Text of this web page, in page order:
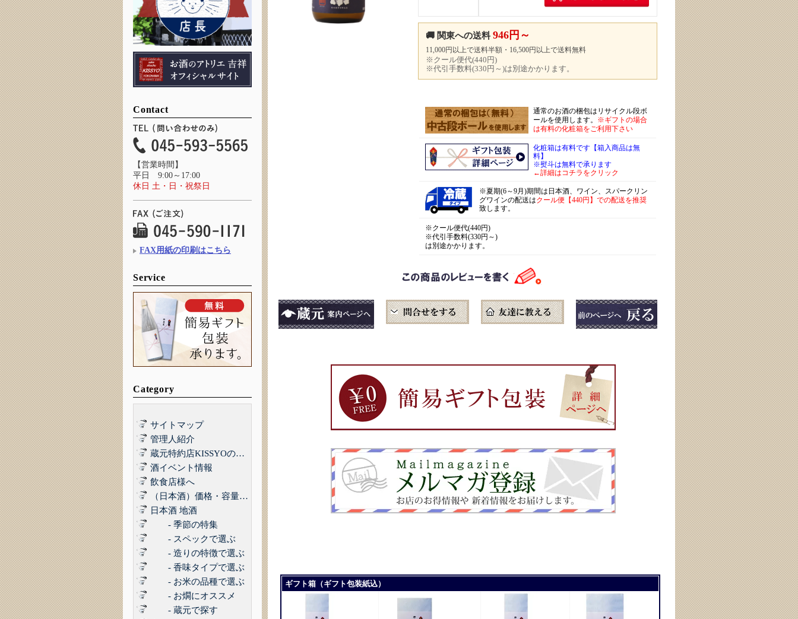
Contact
【営業時間】
平日 9:00～17:00
休日 土・日・祝祭日
FAX用紙の印刷はこちら
Service
Category
サイトマップ
管理人紹介
蔵元特約店KISSYOの品質管理について｜最高の品質でお届けするために
酒イベント情報
飲食店様へ
（日本酒）価格・容量で選ぶ
日本酒 地酒
- 季節の特集
- スペックで選ぶ
- 造りの特徴で選ぶ
- 香味タイプで選ぶ
- お米の品種で選ぶ
- お燗にオススメ
- 蔵元で探す
🚚 関東への送料 946円～
11,000円以上で送料半額・16,500円以上で送料無料
※クール便代(440円)
※代引手数料(330円～)は別途かかります。
通常のお酒の梱包はリサイクル段ボ
ールを使用します。 ※ギフトの場合
は有料の化粧箱をご利用下さい
化粧箱は有料です【箱入商品は無
料】
※熨斗は無料で承ります
←詳細はコチラをクリック
※夏期(6～9月)期間は日本酒、ワイン、スパークリン
グワインの配送はクール便【440円】での配送を推奨
致します。
※クール便代(440円)
※代引手数料(330円～)
は別途かかります。
ギフト箱（ギフト包装紙込）